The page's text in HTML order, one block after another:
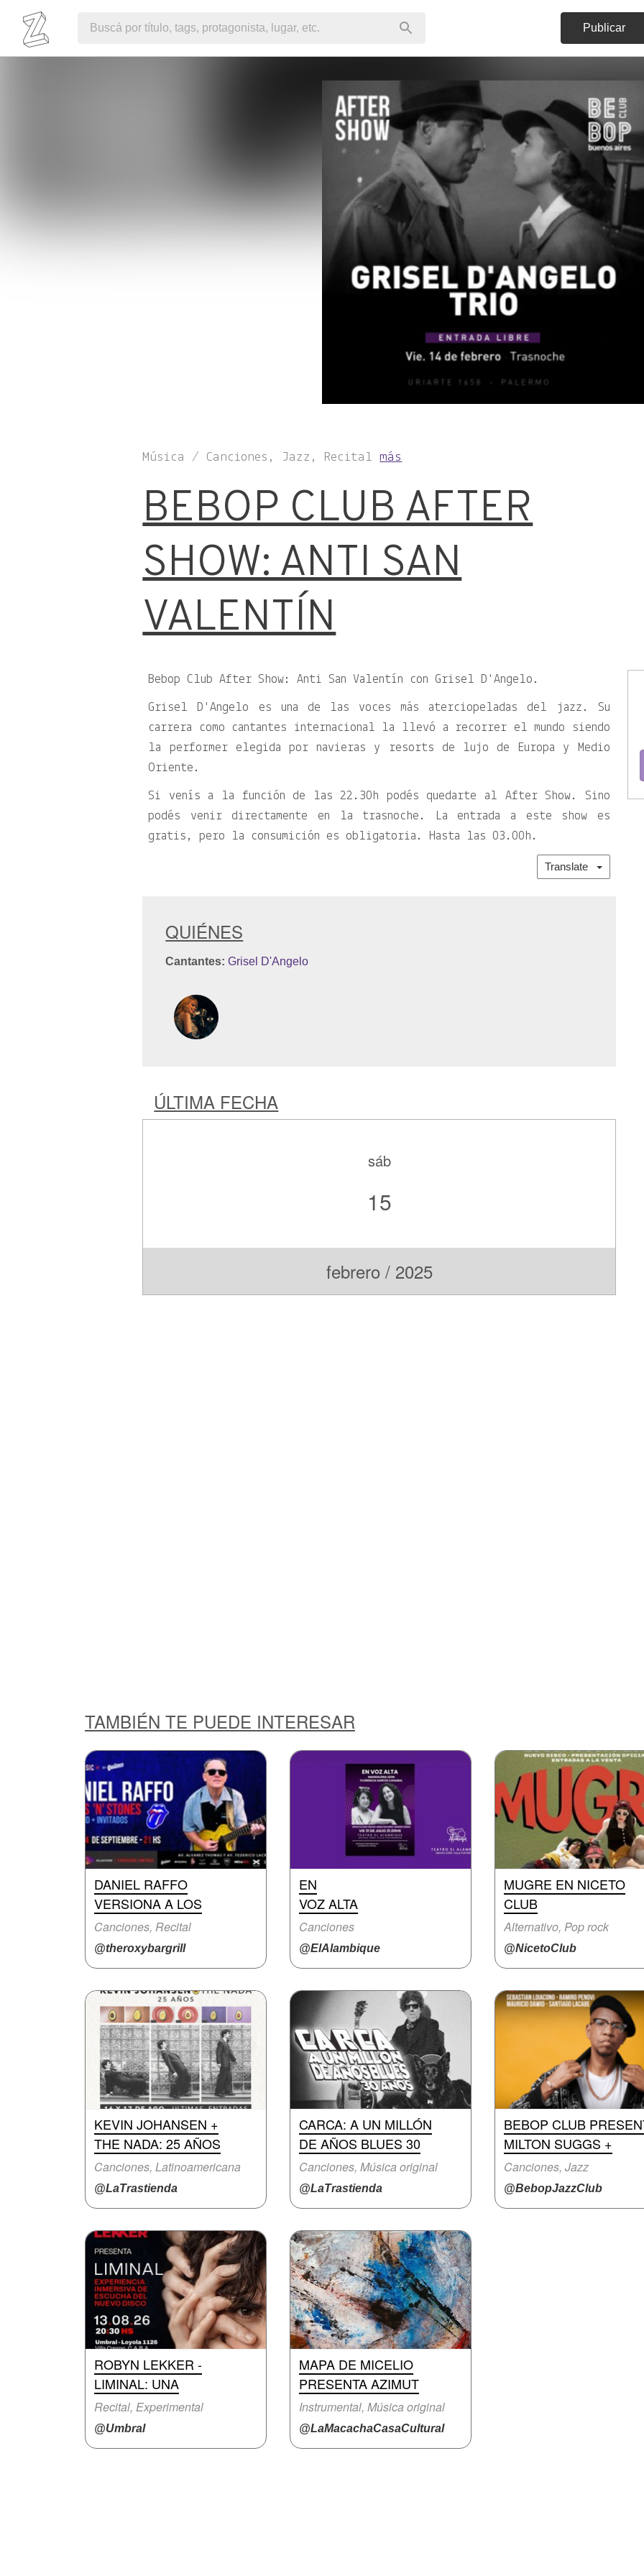
Publicar
Música / Canciones, Jazz, Recitalmás
BEBOP CLUB AFTER
SHOW: ANTI SAN
VALENTÍN
Bebop Club After Show: Anti San Valentín con Grisel D'Angelo.
Grisel D'Angelo es una de las voces más aterciopeladas del jazz. Su
carrera como cantantes internacional la llevó a recorrer el mundo siendo
la performer elegida por navieras y resorts de lujo de Europa y Medio
Oriente.
Si venís a la función de las 22.30h podés quedarte al After Show. Sino
podés venir directamente en la trasnoche. La entrada a este show es
gratis, pero la consumición es obligatoria. Hasta las 03.00h.
Translate
QUIÉNES
Cantantes: Grisel D'Angelo
ÚLTIMA FECHA
sáb
15
febrero / 2025
TAMBIÉN TE PUEDE INTERESAR
DANIEL RAFFO
VERSIONA A LOS
Canciones, Recital
@theroxybargrill
EN
VOZ ALTA
Canciones
@ElAlambique
MUGRE EN NICETO
CLUB
Alternativo, Pop rock
@NicetoClub
KEVIN JOHANSEN +
THE NADA: 25 AÑOS
Canciones, Latinoamericana
@LaTrastienda
CARCA: A UN MILLÓN
DE AÑOS BLUES 30
Canciones, Música original
@LaTrastienda
BEBOP CLUB
MILTON SUGGS +
Canciones, Jazz
@BebopJazzClub
ROBYN LEKKER -
LIMINAL: UNA
Recital, Experimental
@Umbral
MAPA DE MICELIO
PRESENTA AZIMUT
Instrumental, Música original
@LaMacachaCasaCultural